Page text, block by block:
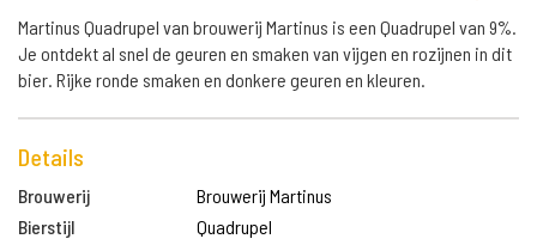
Martinus Quadrupel van brouwerij Martinus is een Quadrupel van 9%.
Je ontdekt al snel de geuren en smaken van vijgen en rozijnen in dit
bier. Rijke ronde smaken en donkere geuren en kleuren.
Details
Brouwerij
Brouwerij Martinus
Bierstijl
Quadrupel